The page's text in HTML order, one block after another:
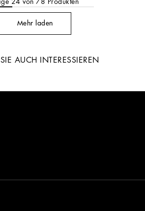
24 von 78 Produkten
Mehr laden
AUCH INTERESSIEREN